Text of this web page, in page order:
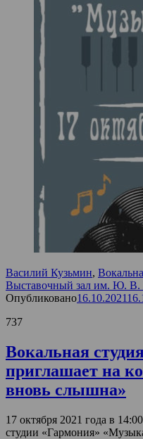
Василий Кузьмин,
Выставочный зал им. Ю. В.
Опубликовано16.10.2021
737
Вокальная
приглашает на
вновь слышна»
17 октября 2021 года в
студии «Гармония»